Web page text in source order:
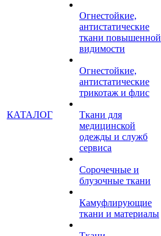
КАТАЛОГ
Огнестойкие,
антистатические
ткани повышенной
видимости
Огнестойкие,
антистатические
трикотаж и флис
Ткани для
медицинской
одежды и служб
сервиса
Сорочечные и
блузочные ткани
Камуфлирующие
ткани и материалы